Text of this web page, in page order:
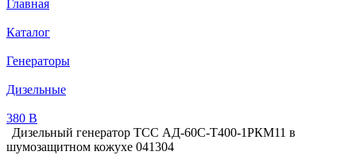
Главная
Каталог
Генераторы
Дизельные
380 В
Дизельный генератор ТСС АД-60С-Т400-1РКМ11 в
шумозащитном кожухе 041304